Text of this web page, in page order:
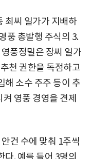
최씨 일가가 지배하
풍 총발행 주식의 3.
풍정밀은 장씨 일가
천 권한을 독점하고
해 소수 주주 등이 추
영풍 경영을 견제
건 수에 맞춰 1주씩
다. 예를 들어 3명의